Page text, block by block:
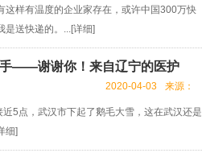
这样有温度的企业家存在，或许中国300万快
是送快递的。...[详细]
——谢谢你！来自辽宁的医护
来源：
2020-04-03
5点，武汉市下起了鹅毛大雪，这在武汉还是
细]